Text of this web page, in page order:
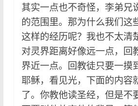
其实一点也不奇怪，李弟兄
的范围里。那为什么我们这
这样的经历呢？我也不太清
对灵界距离好像远一点，回
界近一点。回教徒只要一摸
耶稣，看见光，下面的内容
了。你教他读圣经，但是不